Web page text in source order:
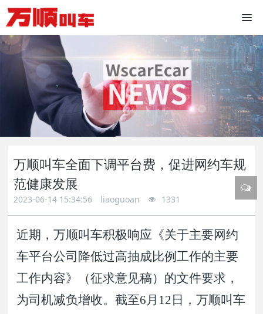
万顺叫车全面下调平台费，促进网约车规
范健康发展
2023-06-14 15:34:56 liaoguoan 1331
近期，万顺叫车积极响应《关于主要网约
车平台公司降低过高抽成比例工作的主要
工作内容》（征求意见稿）的文件要求，
为司机减负增收。截至6月 12 日，万顺叫车